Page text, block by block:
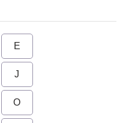
E
J
O